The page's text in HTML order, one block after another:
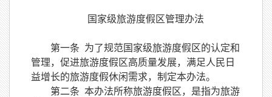
国家级旅游度假区管理办法
第一条 为了规范国家级旅游度假区的认定和
管理，促进旅游度假区高质量发展， 满足人民日
益增长的旅游度假休闲需求， 制定本办法。
第二条 本办法所称旅游度假区，是指为旅游